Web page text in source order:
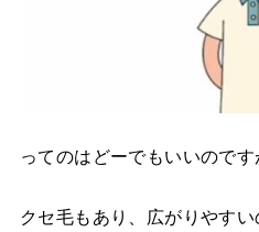
ってのはどーでもいいのです
クセ毛もあり、広がりやすい